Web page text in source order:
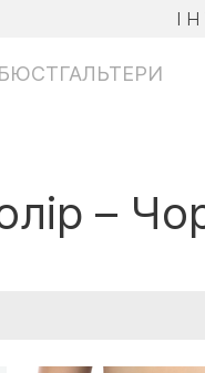
БЮСТГАЛЬТЕРИ
–